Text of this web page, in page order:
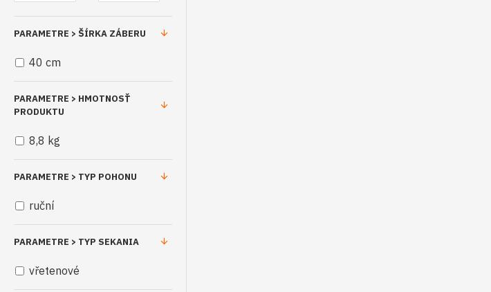
PARAMETRE > ŠÍRKA ZÁBERU
40 cm
PARAMETRE > HMOTNOSŤ
PRODUKTU
8,8 kg
PARAMETRE > TYP POHONU
ruční
PARAMETRE > TYP SEKANIA
vřetenové